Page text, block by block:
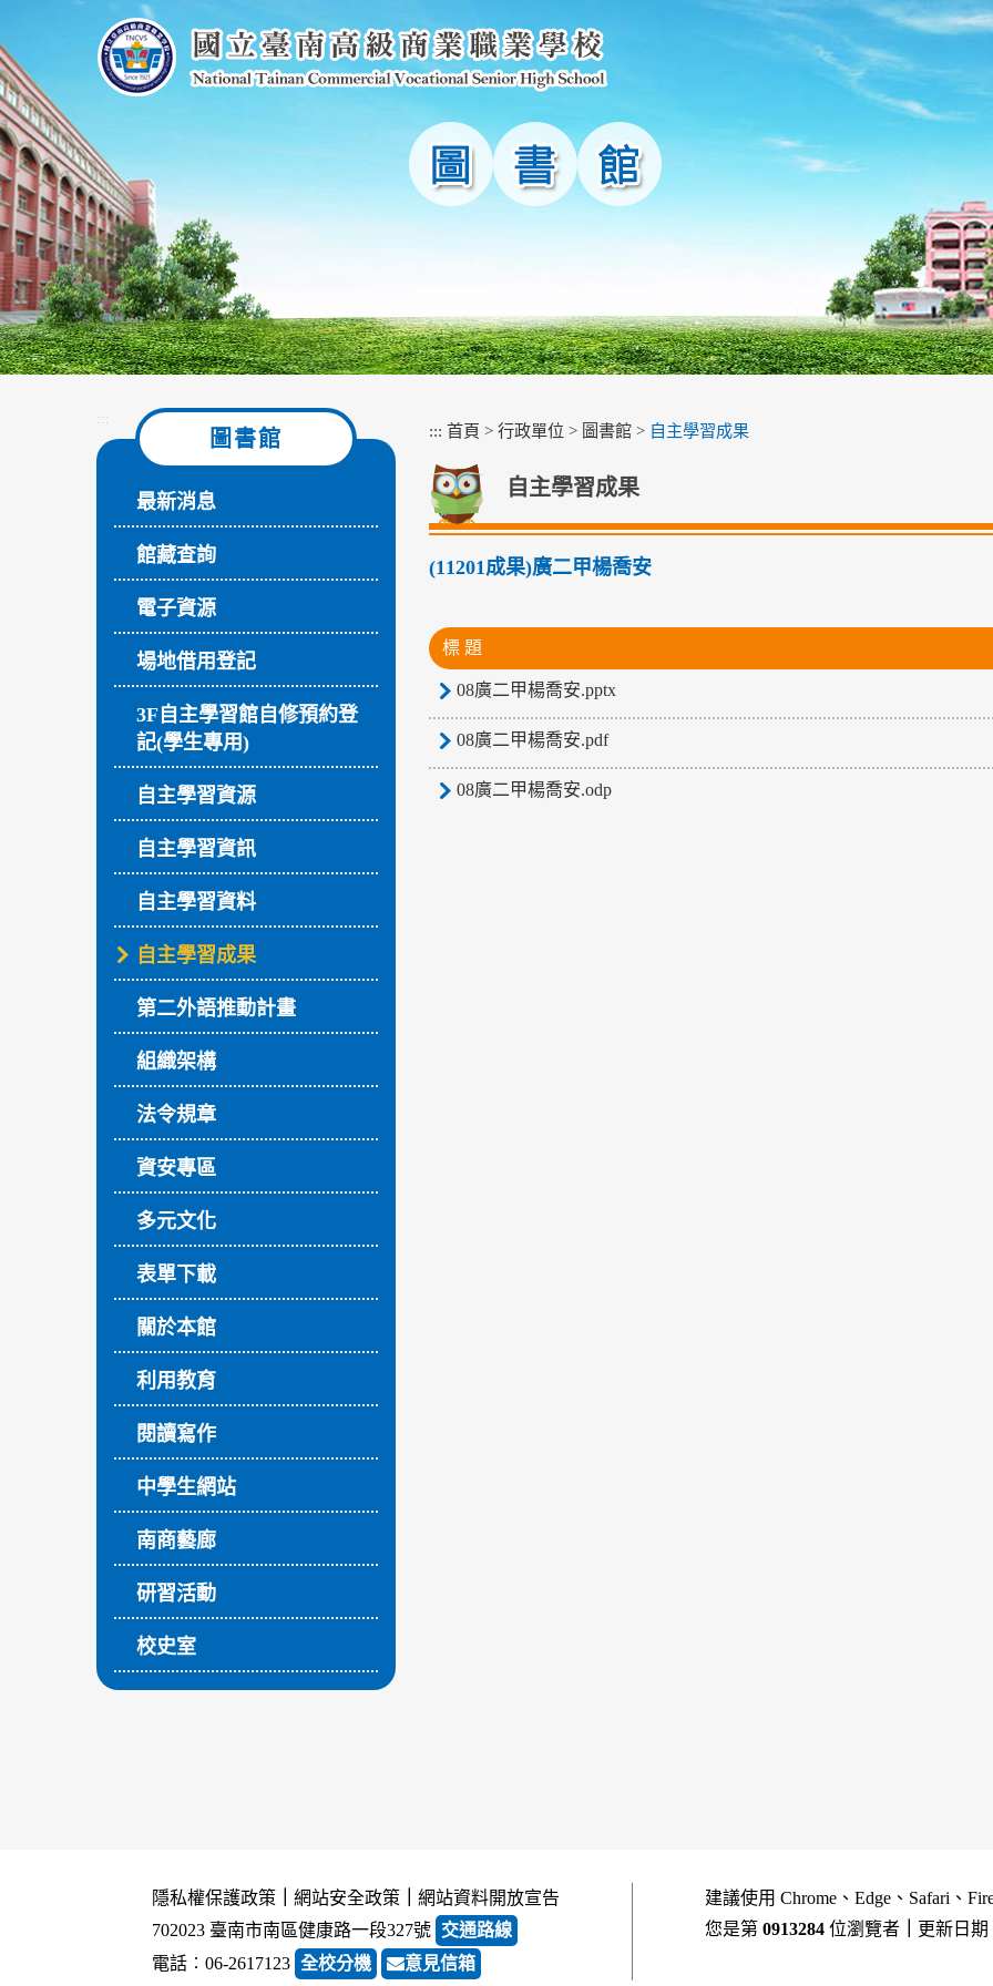
主
要
內
容
區
塊
:::
圖書館
最新消息
館藏查詢
電子資源
場地借用登記
3F自主學習館自修預約登
記(學生專用)
自主學習資源
自主學習資訊
自主學習資料
自主學習成果
第二外語推動計畫
組織架構
法令規章
資安專區
多元文化
表單下載
關於本館
利用教育
閱讀寫作
中學生網站
南商藝廊
研習活動
校史室
::: 首頁 > 行政單位 > 圖書館 > 自主學習成果
自主學習成果
(11201成果)廣二甲楊喬安
標 題
08廣二甲楊喬安.pptx
08廣二甲楊喬安.pdf
08廣二甲楊喬安.odp
隱私權保護政策 網站安全政策
網站資料開放宣告
702023 臺南市南區健康路一段327號 交通路線
電話︰06-2617123 全校分機 意見信箱
建議使用 Chrome、Edge、Safari、
您是第 0913284 位瀏覽者 更新日期